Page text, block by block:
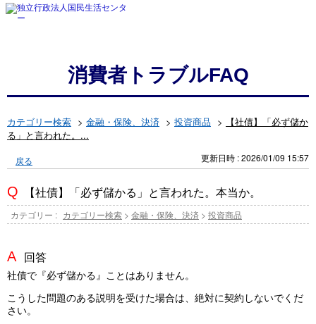
消費者トラブルFAQ
カテゴリー検索 > 金融・保険、決済 > 投資商品 >
【社債】「必ず儲か
る」と言われた。...
戻る 更新日時 : 2026/01/09 15:57
【社債】「必ず儲かる」と言われた。本当か。
カテゴリー : カテゴリー検索 > 金融・保険、決済 > 投資商品
回答
社債で『必ず儲かる』ことはありません。
こうした問題のある説明を受けた場合は、絶対に契約しないでくだ
さい。